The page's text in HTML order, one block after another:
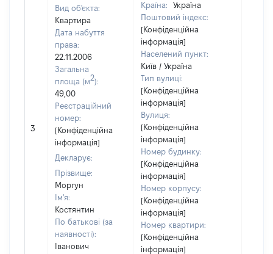
3
Вид об'єкта:
Квартира
Дата набуття
права:
22.11.2006
Загальна
площа (м2):
49,00
Реєстраційний
номер:
[Конфіденційна
інформація]
Декларує:
Прізвище:
Моргун
Ім'я:
Костянтин
По батькові (за
наявності):
Іванович
Країна:
Україна
Поштовий індекс:
[Конфіденційна
інформація]
Населений пункт:
Київ / Україна
Тип вулиці:
[Конфіденційна
інформація]
Вулиця:
[Конфіденційна
інформація]
Номер будинку:
[Конфіденційна
інформація]
Номер корпусу:
[Конфіденційна
інформація]
Номер квартири:
[Конфіденційна
інформація]